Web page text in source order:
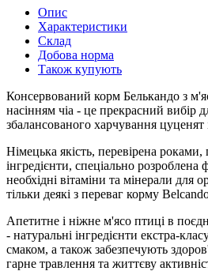
Опис
Характеристики
Склад
Добова норма
Також купують
Консервований корм Белькандо з
насінням чіа - це прекрасний вибір
збалансованого харчування цуценят
Німецька якість, перевірена роками,
інгредієнти, спеціально розроблена
необхідні вітаміни та мінерали для
тільки деякі з переваг корму
Апетитне і ніжне м'ясо птиці в
- натуральні інгредієнти екстра-
смаком, а також забезпечують
гарне травлення та життєву